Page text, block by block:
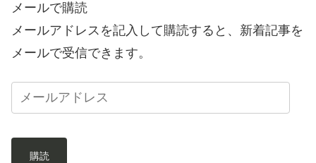
メールで購読
メールアドレスを記入して購読すると、新着記事を
メールで受信できます。
購読